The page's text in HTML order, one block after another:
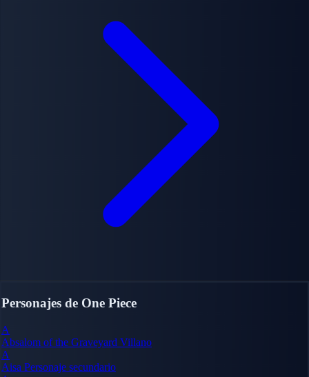
Personajes de One Piece
A
Absalom of the Graveyard Villano
A
Aisa Personaje secundario